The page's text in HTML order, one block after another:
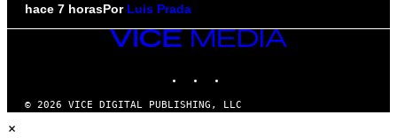
hace 7 horasPor Luis Prada
VICE
MEDIA
© 2026 VICE DIGITAL PUBLISHING, LLC
×